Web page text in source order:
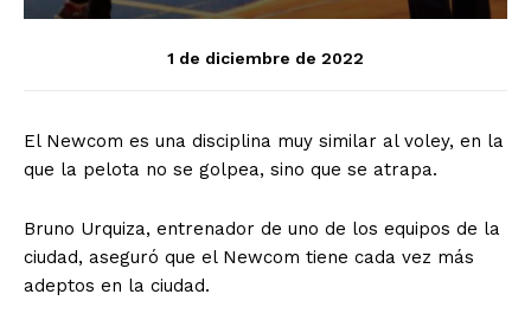
1 de diciembre de 2022
El Newcom es una disciplina muy similar al voley, en la
que la pelota no se golpea, sino que se atrapa.
Bruno Urquiza, entrenador de uno de los equipos de la
ciudad, aseguró que el Newcom tiene cada vez más
adeptos en la ciudad.